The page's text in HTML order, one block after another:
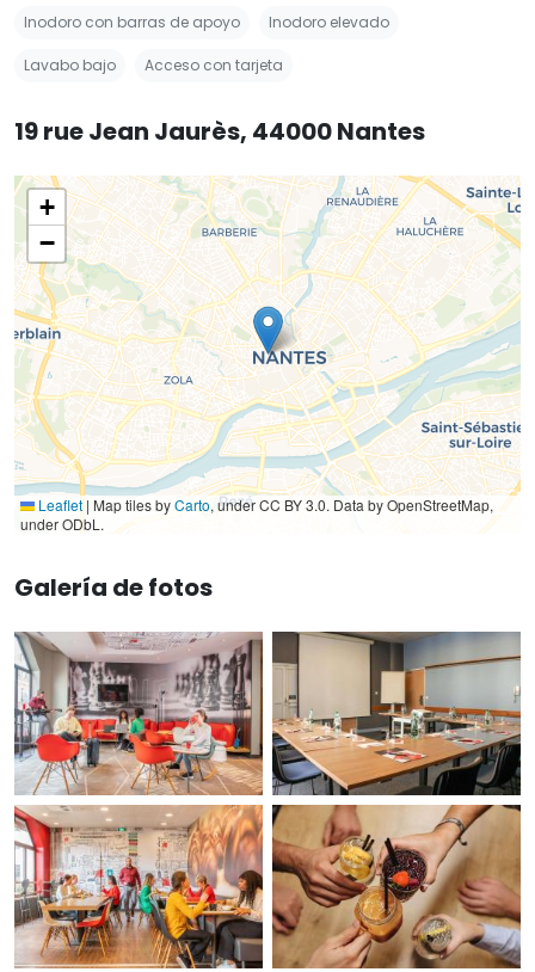
Inodoro con barras de apoyo Inodoro elevado
Lavabo bajo Acceso con tarjeta
19 rue Jean Jaurès, 44000 Nantes
+
−
Leaflet | Map tiles byCarto, under CC BY 3.0. Data by OpenStreetMap,
under ODbL.
Galería de fotos